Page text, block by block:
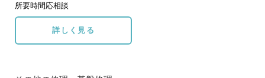
所要時間応相談
詳しく見る